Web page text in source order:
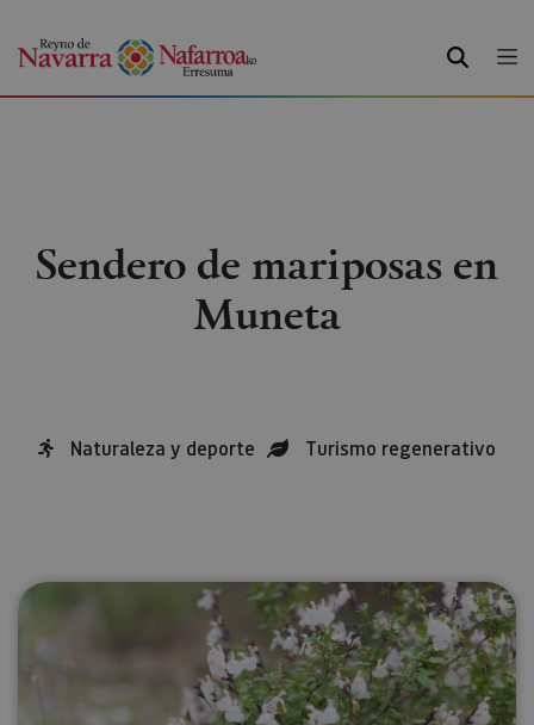
BUSCAR
Sendero de mariposas en
Muneta
Naturaleza y deporte Turismo regenerativo